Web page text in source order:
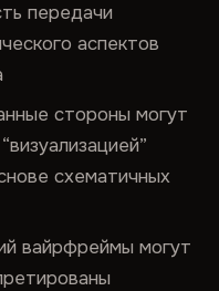
передачи
аспектов
стороны могут
схематичных
вайрфреймы могут